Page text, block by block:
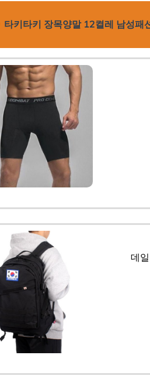
타키타키 장목양말 12켤레 남성패
데